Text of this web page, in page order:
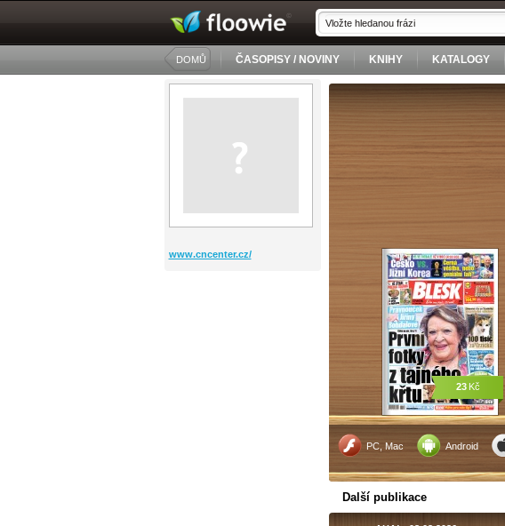
DOMŮ ČASOPISY / NOVINY KNIHY KATALOGY
www.cncenter.cz/
PC, Mac Android
23Kč
Další publikace